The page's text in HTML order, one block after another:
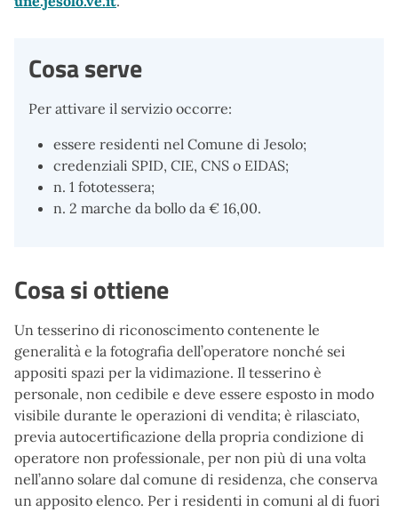
Cosa serve
Per attivare il servizio occorre:
essere residenti nel Comune di Jesolo;
credenziali SPID, CIE, CNS o EIDAS;
n. 1 fototessera;
n. 2 marche da bollo da € 16,00.
Cosa si ottiene
Un tesserino di riconoscimento contenente le
generalità e la fotografia dell’operatore nonché sei
appositi spazi per la vidimazione. Il tesserino è
personale, non cedibile e deve essere esposto in modo
visibile durante le operazioni di vendita; è rilasciato,
previa autocertificazione della propria condizione di
operatore non professionale, per non più di una volta
nell’anno solare dal comune di residenza, che conserva
un apposito elenco. Per i residenti in comuni al di fuori